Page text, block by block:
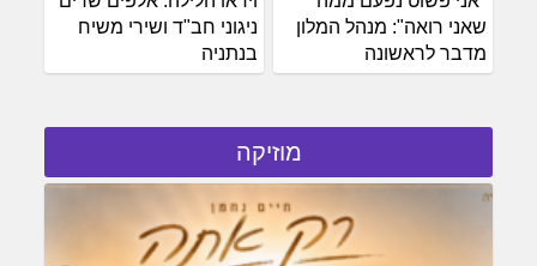
ניגוני חב"ד ושירי משיח
בנתניה
שאני רואה": מנהל המלון
מדבר לראשונה
מוזיקה